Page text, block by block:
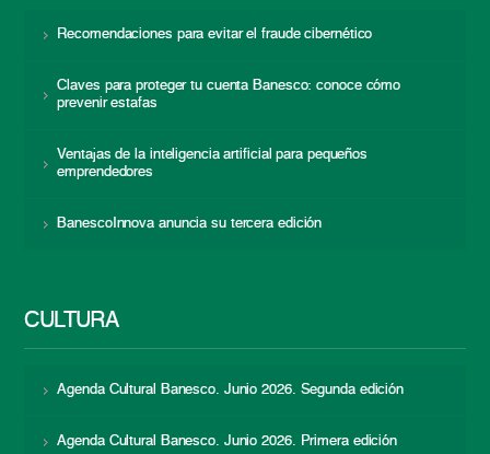
Recomendaciones para evitar el fraude cibernético
Claves para proteger tu cuenta Banesco: conoce cómo
prevenir estafas
Ventajas de la inteligencia artificial para pequeños
emprendedores
BanescoInnova anuncia su tercera edición
CULTURA
Agenda Cultural Banesco. Junio 2026. Segunda edición
Agenda Cultural Banesco. Junio 2026. Primera edición